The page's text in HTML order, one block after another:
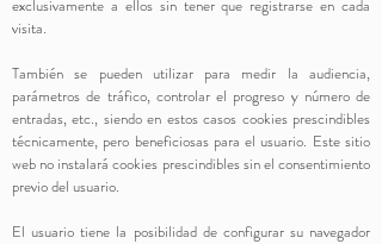
exclusivamente a ellos sin tener que registrarse en cada
visita.
También se pueden utilizar para medir la audiencia,
parámetros de tráfico, controlar el progreso y número de
entradas, etc., siendo en estos casos cookies prescindibles
técnicamente, pero beneficiosas para el usuario. Este sitio
web no instalará cookies prescindibles sin el consentimiento
previo del usuario.
El usuario tiene la posibilidad de configurar su navegador